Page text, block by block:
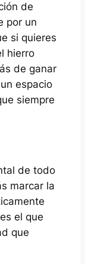
de
por un
si quieres
hierro
de ganar
espacio
siempre
de todo
marcar la
el que
que